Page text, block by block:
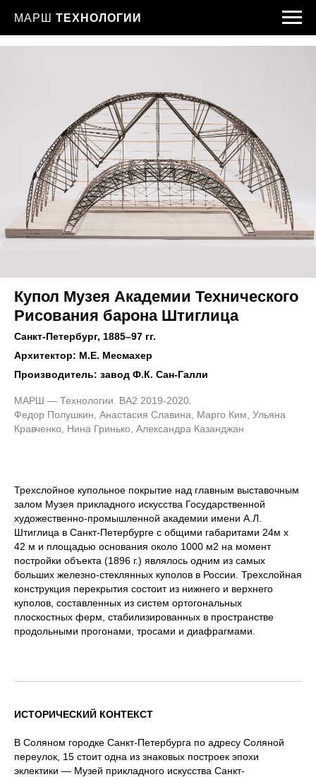
МАРШ ТЕХНОЛОГИИ
Купол Музея Академии Технического
Рисования барона Штиглица
Санкт-Петербург, 1885–97 гг.
Архитектор: М.Е. Месмахер
Производитель: завод Ф.К. Сан-Галли
МАРШ — Технологии. ВА2 2019-2020.
Федор Полушкин, Анастасия Славина, Марго Ким, Ульяна
Кравченко, Нина Гринько, Александра Казанджан
Трехслойное купольное покрытие над главным выставочным
залом Музея прикладного искусства Государственной
художественно-промышленной академии имени А.Л.
Штиглица в Санкт-Петербурге с общими габаритами 24м х
42 м и площадью основания около 1000 м2 на момент
постройки объекта (1896 г.) являлось одним из самых
больших железно-стеклянных куполов в России. Трехслойная
конструкция перекрытия состоит из нижнего и верхнего
куполов, составленных из систем ортогональных
плоскостных ферм, стабилизированных в пространстве
продольными прогонами, тросами и диафрагмами.
ИСТОРИЧЕСКИЙ КОНТЕКСТ
В Соляном городке Санкт-Петербурга по адресу Соляной
переулок, 15 стоит одна из знаковых построек эпохи
эклектики — Музей прикладного искусства Санкт-